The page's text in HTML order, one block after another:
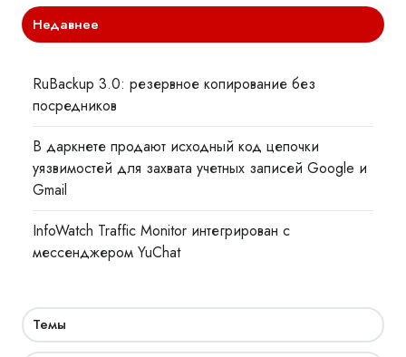
Недавнее
RuBackup 3.0: резервное копирование без
посредников
В даркнете продают исходный код цепочки
уязвимостей для захвата учетных записей Google и
Gmail
InfoWatch Traffic Monitor интегрирован с
мессенджером YuChat
Темы